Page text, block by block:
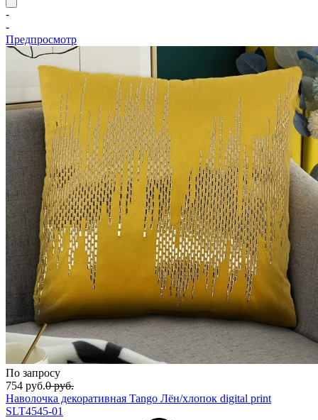
-
-
Предпросмотр
По запросу
754 руб.0 руб.
Наволочка декоративная Tango Лён/хлопок digital print
SLT4545-01